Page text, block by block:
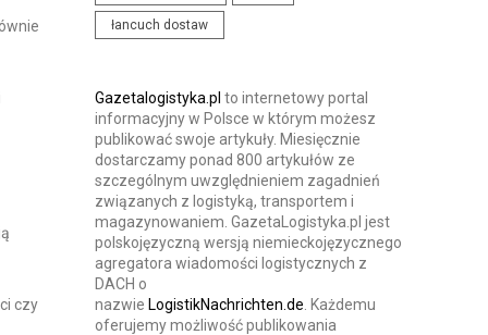
I
O
E
R
E
N
C
J
E
czy
łancuch dostaw
Gazetalogistyka.pl to internetowy portal
informacyjny w Polsce w którym możesz
publikować swoje artykuły. Miesięcznie
dostarczamy ponad 800 artykułów ze
szczególnym uwzględnieniem zagadnień
związanych z logistyką, transportem i
magazynowaniem. GazetaLogistyka.pl jest
polskojęzyczną wersją niemieckojęzycznego
agregatora wiadomości logistycznych z
DACH o
nazwie LogistikNachrichten.de . Każdemu
oferujemy możliwość publikowania